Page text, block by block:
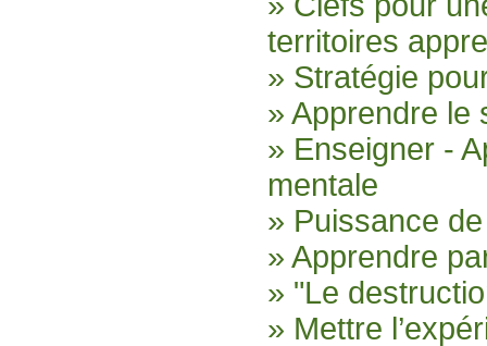
territoires
» Stratégie
» Apprendre le
» Enseigner -
mentale
» Puissance
» Apprendre
» "Le
» Mettre